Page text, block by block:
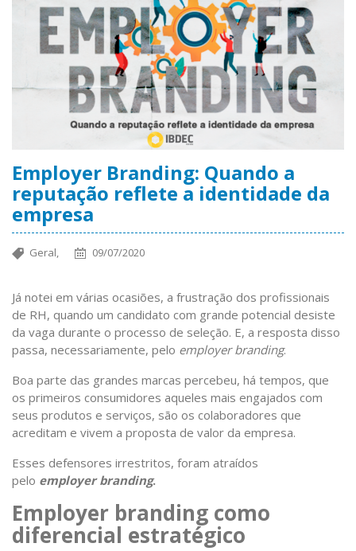
Employer Branding: Quando a
reputação reflete a identidade da
empresa
Geral, 09/07/2020
Já notei em várias ocasiões, a frustração dos profissionais
de RH, quando um candidato com grande potencial desiste
da vaga durante o processo de seleção. E, a resposta disso
passa, necessariamente, pelo employer branding.
Boa parte das grandes marcas percebeu, há tempos, que
os primeiros consumidores aqueles mais engajados com
seus produtos e serviços, são os colaboradores que
acreditam e vivem a proposta de valor da empresa.
Esses defensores irrestritos, foram atraídos
pelo employer branding.
Employer branding como
diferencial estratégico